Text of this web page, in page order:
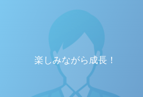
楽しみながら成長！